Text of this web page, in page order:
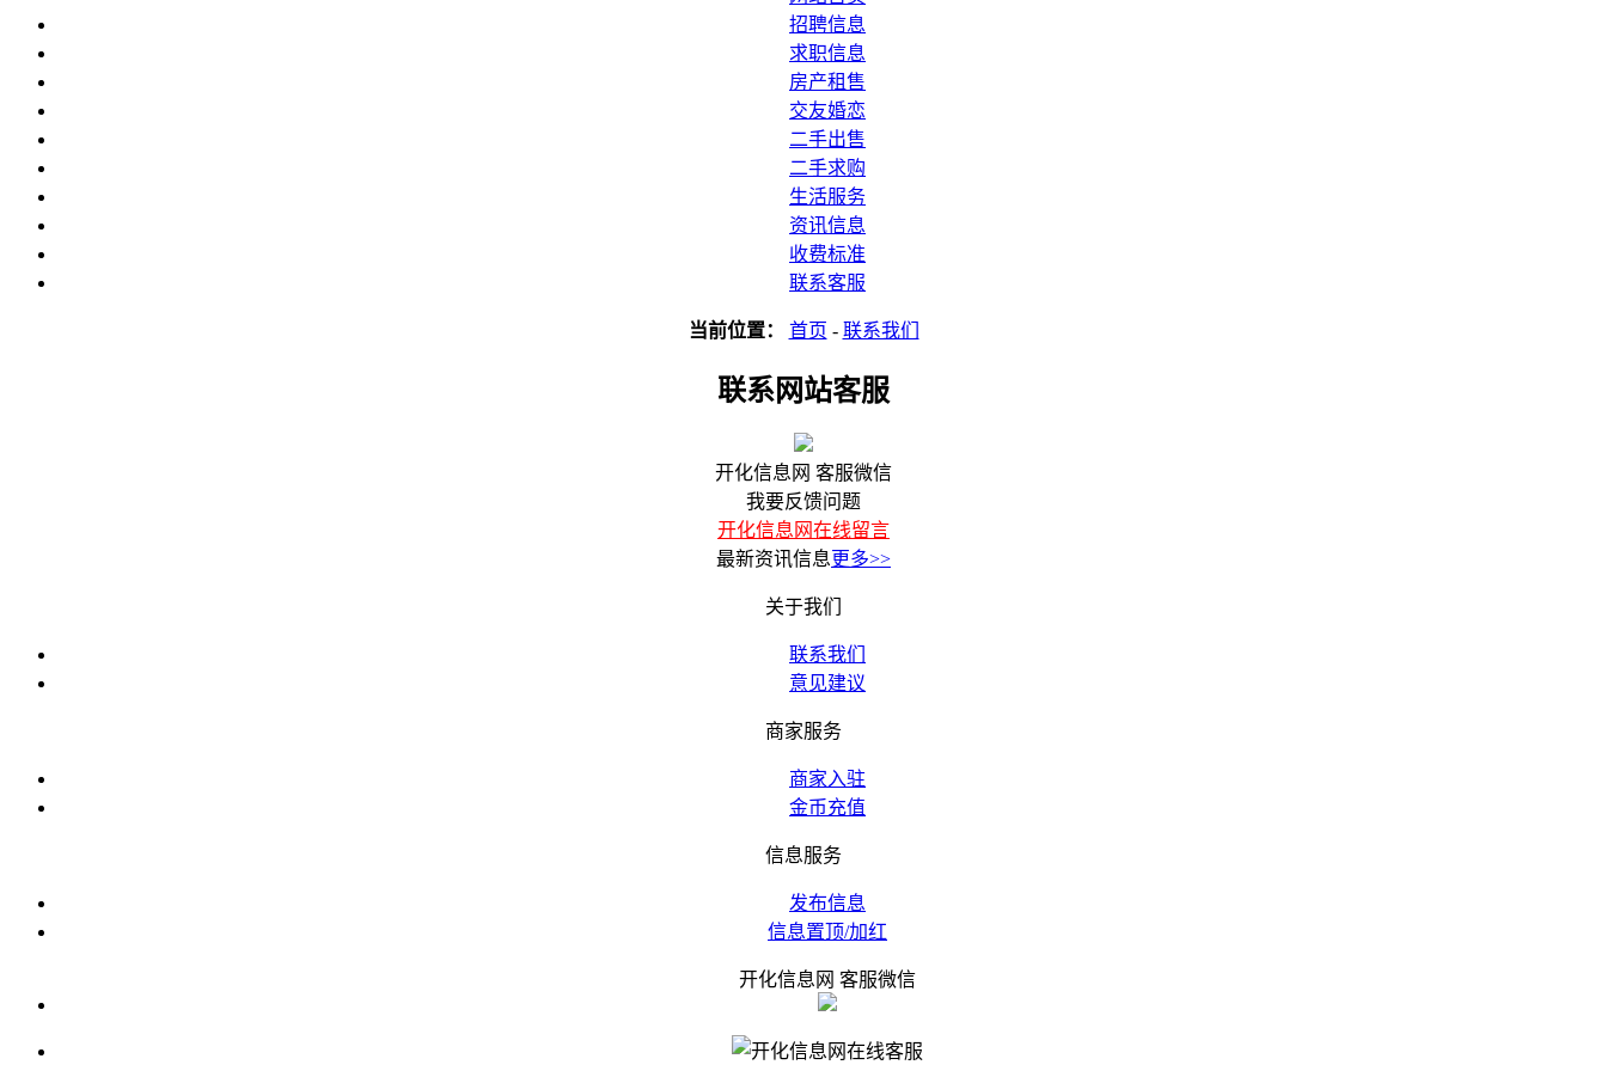
招聘信息
求职信息
房产租售
交友婚恋
二手出售
二手求购
生活服务
资讯信息
收费标准
联系客服
当前位置： 首页 - 联系我们
联系网站客服
开化信息网 客服微信
我要反馈问题
开化信息网在线留言
最新资讯信息更多>>
关于我们
联系我们
意见建议
商家服务
商家入驻
金币充值
信息服务
发布信息
信息置顶/加红
开化信息网 客服微信